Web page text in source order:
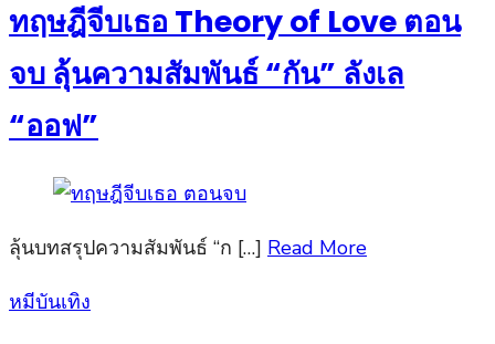
ทฤษฎีจีบเธอ Theory of Love ตอน
จบ ลุ้นความสัมพันธ์ “กัน” ลังเล
“ออฟ”
ลุ้นบทสรุปความสัมพันธ์ “ก […] Read More
Posted
หมีบันเทิง